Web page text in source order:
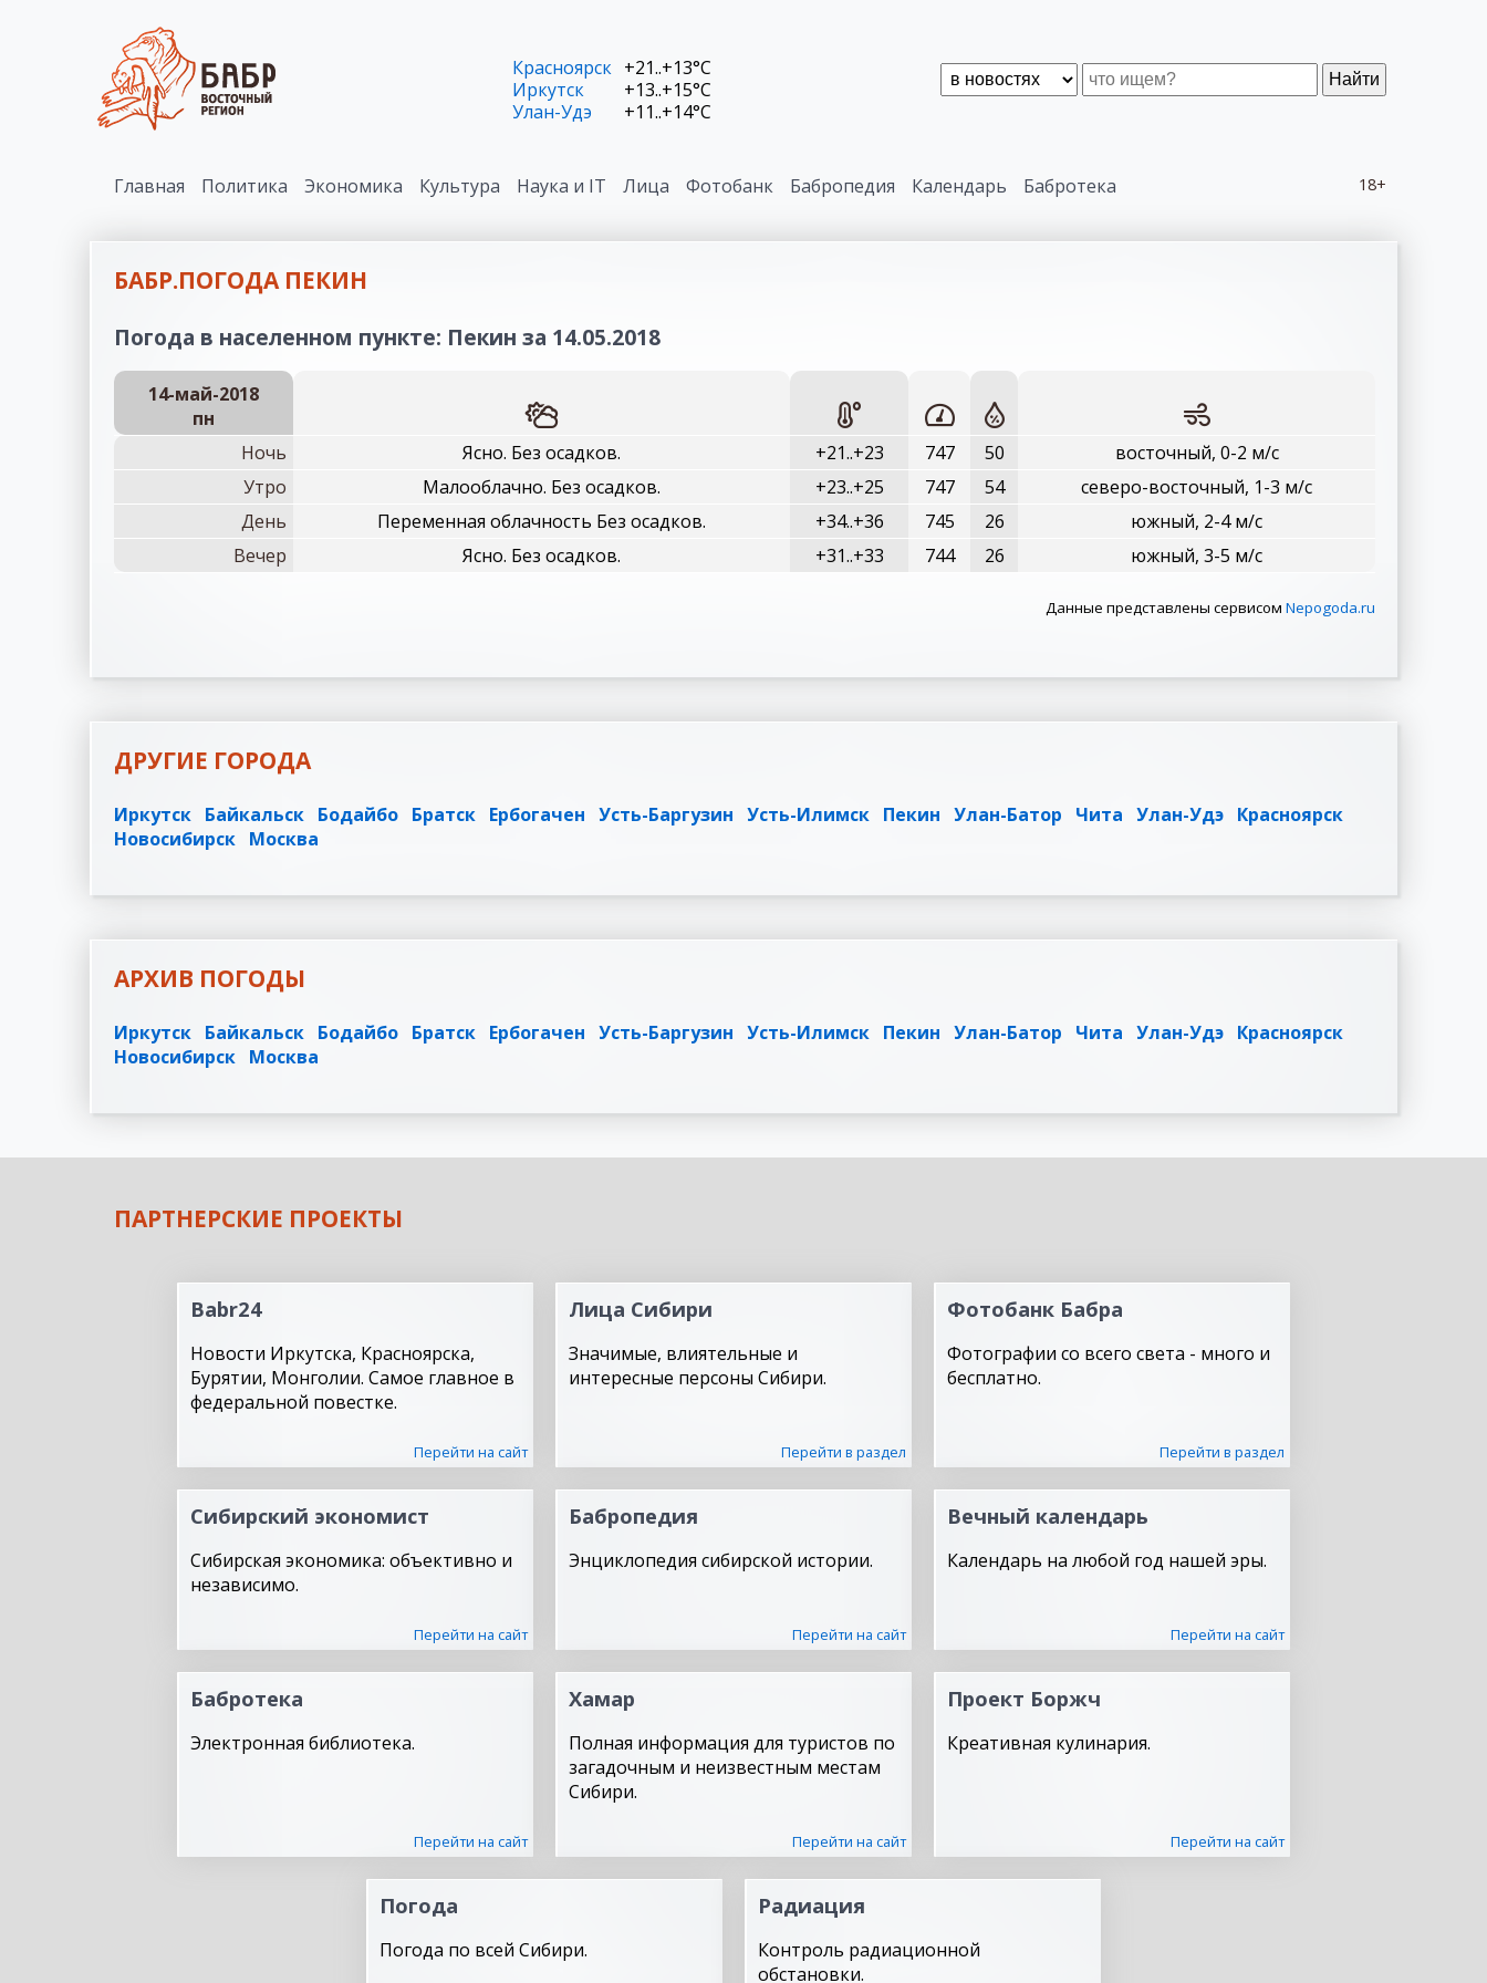
Найти
Красноярск +21..+13°C
Иркутск
+13..+15°C
Улан-Удэ
+11..+14°C
18+
Главная Политика Экономика Культура Наука и IT Лица Фотобанк Бабропедия Календарь Бабротека
БАБР.ПОГОДА ПЕКИН
Погода в населенном пункте: Пекин за 14.05.2018
14-май-2018
пн
Ночь
Ясно. Без осадков. +21..+23 747 50
восточный, 0-2 м/с
Утро
Малооблачно. Без осадков. +23..+25 747 54
северо-восточный, 1-3 м/с
День
Переменная облачность Без осадков. +34..+36 745 26
южный, 2-4 м/с
Вечер
Ясно. Без осадков. +31..+33 744 26 южный, 3-5 м/с
Данные представлены сервисом Nepogoda.ru
ДРУГИЕ ГОРОДА
Иркутск Байкальск Бодайбо Братск Ербогачен Усть-Баргузин Усть-Илимск Пекин Улан-Батор Чита Улан-Удэ Красноярск
Новосибирск Москва
АРХИВ ПОГОДЫ
Иркутск Байкальск Бодайбо Братск Ербогачен Усть-Баргузин Усть-Илимск Пекин Улан-Батор Чита Улан-Удэ Красноярск
Новосибирск Москва
ПАРТНЕРСКИЕ ПРОЕКТЫ
Babr24
Новости Иркутска, Красноярска,
Бурятии, Монголии. Самое главное в
федеральной повестке.
Перейти на сайт
Лица Сибири
Значимые, влиятельные и
интересные персоны Сибири.
Перейти в раздел
Фотобанк Бабра
Фотографии со всего света - много и
бесплатно.
Перейти в раздел
Сибирский экономист
Сибирская экономика: объективно и
независимо.
Перейти на сайт
Бабропедия
Энциклопедия сибирской истории.
Перейти на сайт
Вечный календарь
Календарь на любой год нашей эры.
Перейти на сайт
Бабротека
Электронная библиотека.
Перейти на сайт
Хамар
Полная информация для туристов по
загадочным и неизвестным местам
Сибири.
Перейти на сайт
Проект Боржч
Креативная кулинария.
Перейти на сайт
Погода
Погода по всей Сибири.
Радиация
Контроль радиационной
обстановки.